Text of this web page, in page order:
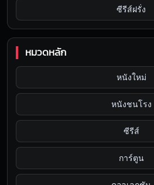
ซีรีส์ฝรั่ง
หมวดหลัก
หนังใหม่
หนังชนโรง
ซีรีส์
การ์ตูน